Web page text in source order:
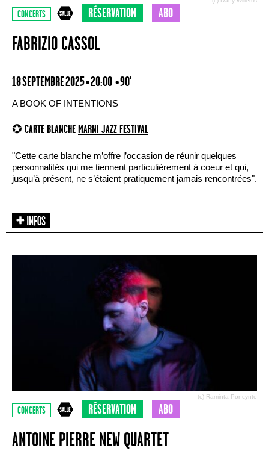
CONCERTS RÉSERVATION ABO
FABRIZIO CASSOL
18 SEPTEMBRE 2025 • 20:00 • 90'
A BOOK OF INTENTIONS
✪ CARTE BLANCHE MARNI JAZZ FESTIVAL
"Cette carte blanche m’offre l’occasion de réunir quelques
personnalités qui me tiennent particulièrement à coeur et qui,
jusqu’à présent, ne s’étaient pratiquement jamais rencontrées".
(c) Raminta Poncynte
CONCERTS RÉSERVATION ABO
ANTOINE PIERRE NEW QUARTET